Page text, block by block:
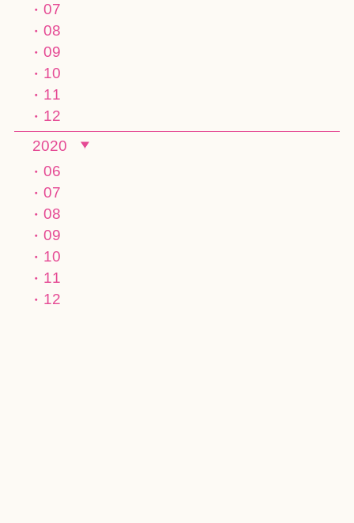
07
08
09
10
11
12
2020
06
07
08
09
10
11
12